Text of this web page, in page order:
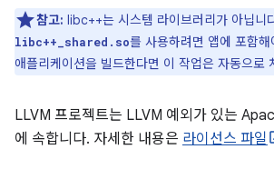
참고: libc++는 시스템 라이브러리가 아닙니
libc++_shared.so를 사용하려면 앱에 포함
애플리케이션을 빌드한다면 이 작업은 자동으로
LLVM 프로젝트는 LLVM 예외가 있는
에 속합니다. 자세한 내용은 라이선스 파일